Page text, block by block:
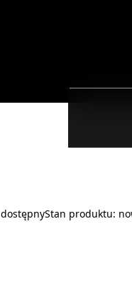
dostępnyStan produktu: